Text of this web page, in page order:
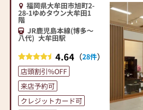
福岡県大牟田市旭町2-
28-1ゆめタウン大牟田1
階
JR鹿児島本線(博多～
八代) 大牟田駅
4.64 （28件）
店頭割引%OFF
来店予約可
クレジットカード可